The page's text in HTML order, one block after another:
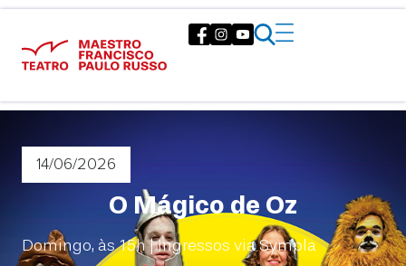
14/06/2026
O Mágico de Oz
Domingo, às 15h | Ingressos via Sympla